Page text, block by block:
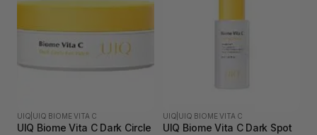
UIQ UIQ BIOME VITA C
UIQ Biome Vita C Dark Circle
UIQ UIQ BIOME VITA C
UIQ Biome Vita C Dark Spot